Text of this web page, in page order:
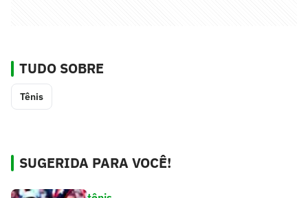
TUDO SOBRE
Tênis
SUGERIDA PARA VOCÊ!